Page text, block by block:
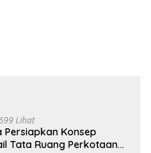
Lihat
Persiapkan Konsep
Tata Ruang Perkotaan